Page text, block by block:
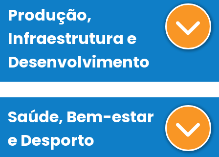
Produção,
Infraestrutura e
Desenvolvimento
Saúde, Bem-estar
e Desporto